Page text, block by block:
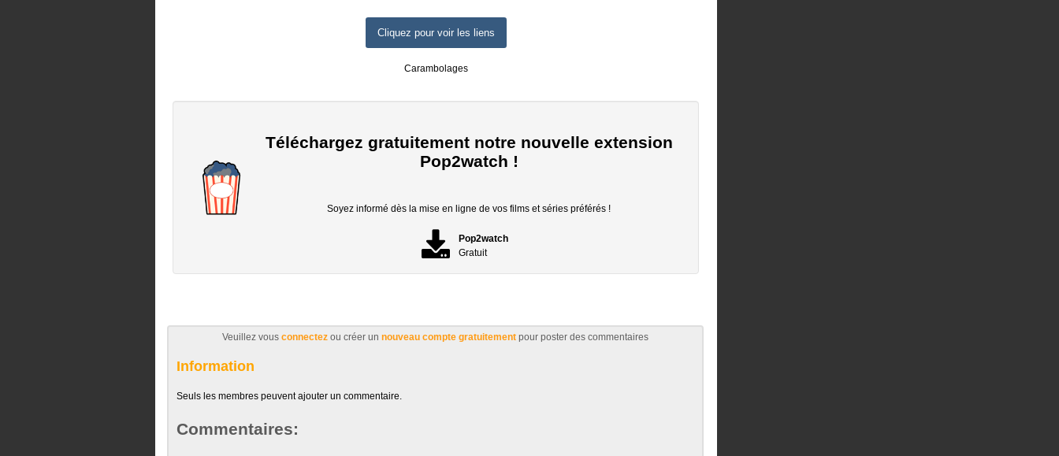
Cliquez pour voir les liens
Carambolages
Téléchargez gratuitement notre nouvelle extension
Pop2watch !
Soyez informé dès la mise en ligne de vos films et séries préférés !
Pop2watch
Gratuit
Veuillez vous connectez ou créer un nouveau compte gratuitement pour poster des commentaires
Information
Seuls les membres peuvent ajouter un commentaire.
Commentaires: